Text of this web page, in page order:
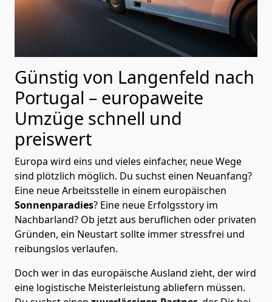
Günstig von Langenfeld nach
Portugal – europaweite
Umzüge schnell und
preiswert
Europa wird eins und vieles einfacher, neue Wege
sind plötzlich möglich. Du suchst einen Neuanfang?
Eine neue Arbeitsstelle in einem europäischen
Sonnenparadies? Eine neue Erfolgsstory im
Nachbarland? Ob jetzt aus beruflichen oder privaten
Gründen, ein Neustart sollte immer stressfrei und
reibungslos verlaufen.
Doch wer in das europäische Ausland zieht, der wird
eine logistische Meisterleistung abliefern müssen.